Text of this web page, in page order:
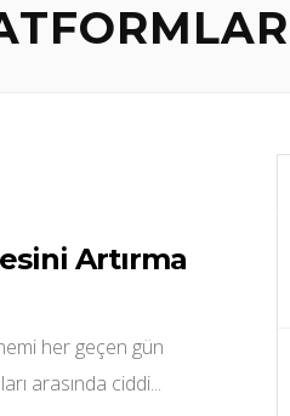
Artırma
her geçen gün
arasında ciddi...